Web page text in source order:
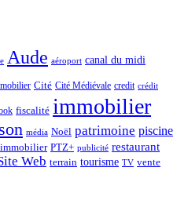
Aude aéroport canal du midi
Cité Cité Médiévale credit crédit
fiscalité immobilier
média Noël patrimoine piscine
PTZ+ publicité restaurant
Web terrain tourisme TV vente